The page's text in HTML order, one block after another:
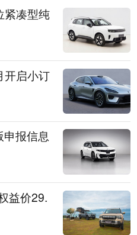
紧凑型纯
开启小订
报信息
益价29.